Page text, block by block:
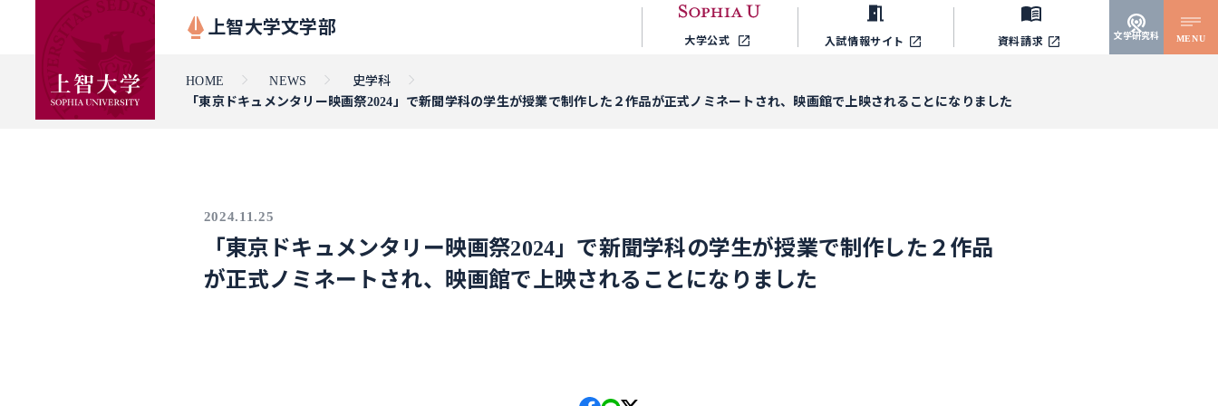
上智大学文学部
大学公式 入試情報サイト 資料請求 文学研究科 MENU
HOME NEWS
史学科
「東京ドキュメンタリー映画祭2024」で新聞学科の学生が授業で制作した２作品が正式ノミネートされ、映画館で上映されることになりました
2024.11.25
「東京ドキュメンタリー映画祭2024」で新聞学科の学生が授業で制作した２作品
が正式ノミネートされ、映画館で上映されることになりました